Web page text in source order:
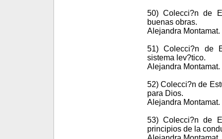
50) Colecci?n de
buenas obras.
Alejandra
51) Colecci?n de
sistema lev?tico.
Alejandra
52) Colecci?n de
para Dios.
Alejandra
53) Colecci?n de
principios de la